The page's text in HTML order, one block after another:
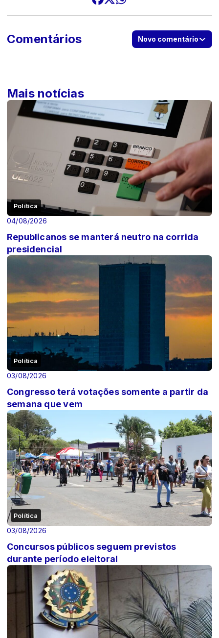
Comentários Novo comentário
Mais notícias
Política
04/08/2026
Republicanos se manterá neutro na corrida
presidencial
Política
03/08/2026
Congresso terá votações somente a partir da
semana que vem
Política
03/08/2026
Concursos públicos seguem previstos
durante período eleitoral